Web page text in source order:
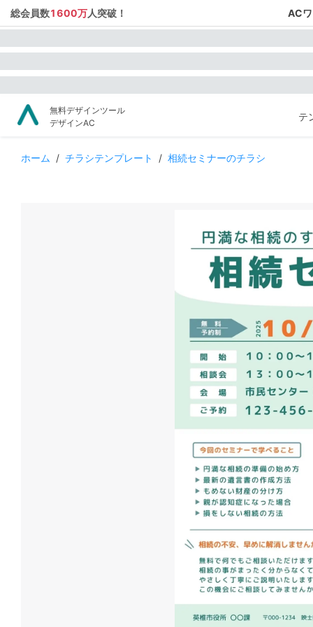
総会員数1600万人突破！ AC
無料デザインツール
デザインAC
テ
ホーム / チラシテンプレート / 相続セミナーのチラシ